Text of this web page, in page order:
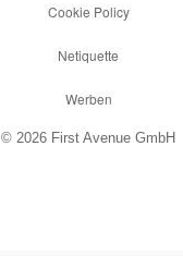
Cookie Policy
Netiquette
Werben
© 2026 First Avenue GmbH